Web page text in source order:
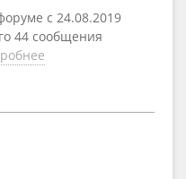
с 24.08.2019
44 сообщения